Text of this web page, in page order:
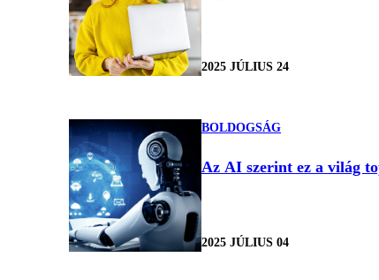
2025 JÚLIUS 24
BOLDOGSÁG
Az AI szerint ez a világ
2025 JÚLIUS 04